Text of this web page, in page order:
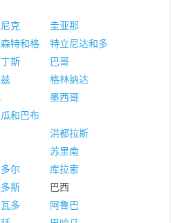
克 圭亚那
特和格
斯
特立尼达和多
巴哥
格林纳达
墨西哥
和巴布
洪都拉斯
苏里南
尔
库拉索
斯
巴西
多
阿鲁巴